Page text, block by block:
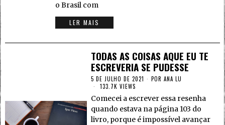
o Brasil com
LER MAIS
TODAS AS COISAS AQUE EU TE
ESCREVERIA SE PUDESSE
5 DE JULHO DE 2021 PORANA LU
133.7K VIEWS
Comecei a escrever essa resenha
quando estava na página 103 do
livro, porque é impossível avançar